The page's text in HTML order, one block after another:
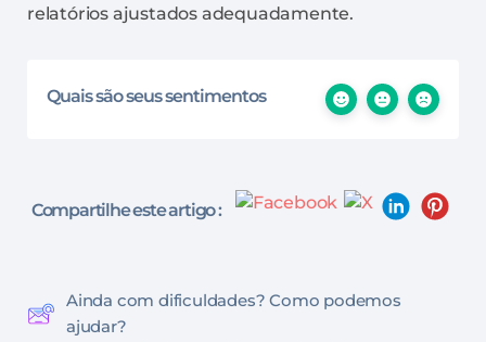
relatórios ajustados adequadamente.
Quais são seus sentimentos
Compartilhe este artigo :
Ainda com dificuldades? Como podemos
ajudar?